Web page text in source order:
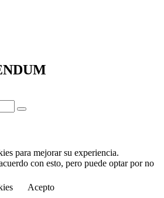
para mejorar su experiencia.
con esto, pero puede optar por no
Acepto